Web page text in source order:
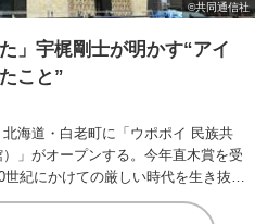
」宇梶剛士が明かす“アイ
こと”
海道・白老町に「ウポポイ 民族共
」がオープンする。今年直木賞を受
紀にかけての厳しい時代を生き抜い